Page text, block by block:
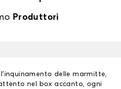
Produttori
delle marmitte,
nel box accanto, ogni